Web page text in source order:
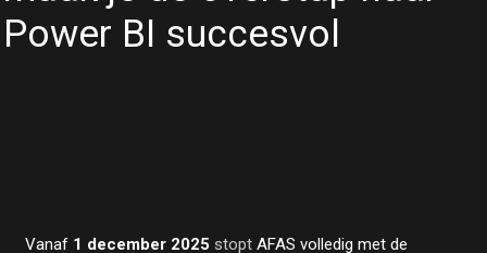
Power BI succesvol
Vanaf 1 december 2025 stopt AFAS volledig met de